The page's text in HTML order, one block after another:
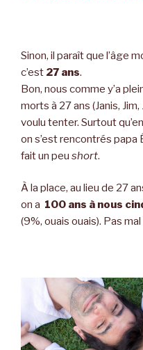
Sinon, il paraît que l’âge
c’est 27 ans.
Bon, nous comme y’a
morts à 27 ans (Janis, Jim,
voulu tenter. Surtout
on s’est rencontrés papa
fait un peu short.
À la place, au lieu de 27
on a 100 ans à nous
(9%, ouais ouais). Pas